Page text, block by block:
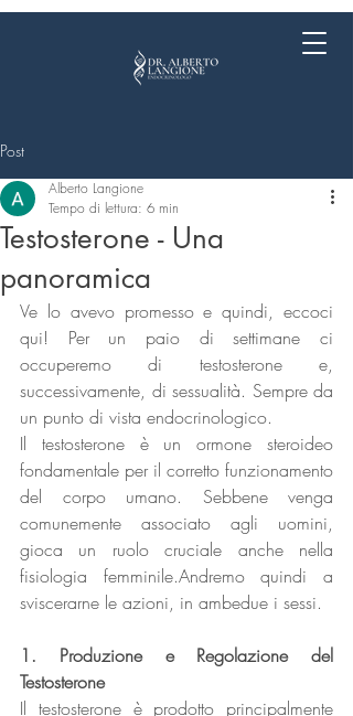
Post
Testosterone - Una
panoramica
Alberto Langione
Tempo di lettura: 6 min
Ve lo avevo promesso e quindi, eccoci
qui! Per un paio di settimane ci
occuperemo di testosterone e,
successivamente, di sessualità. Sempre da
un punto di vista endocrinologico.
Il testosterone è un ormone steroideo
fondamentale per il corretto funzionamento
del corpo umano. Sebbene venga
comunemente associato agli uomini,
gioca un ruolo cruciale anche nella
fisiologia femminile.Andremo quindi a
sviscerarne le azioni, in ambedue i sessi.
1. Produzione e Regolazione del
Testosterone
Il testosterone è prodotto principalmente